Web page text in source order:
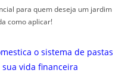
para quem deseja um jardim
como aplicar!